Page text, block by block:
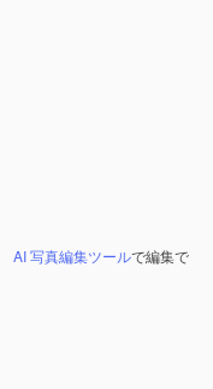
AI 写真編集ツールで編集で